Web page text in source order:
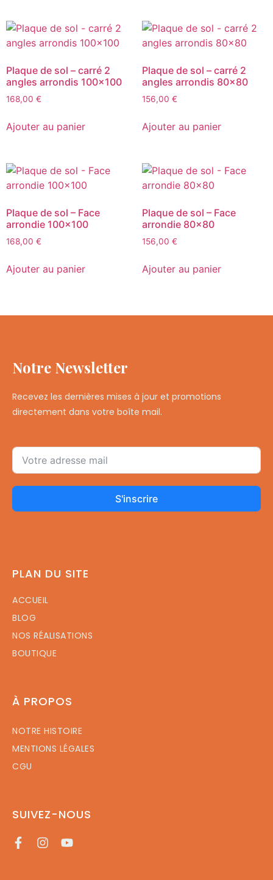
Plaque de sol – carré 2
angles arrondis 100×100
168,00 €
Ajouter au panier
Plaque de sol – carré 2
angles arrondis 80×80
156,00 €
Ajouter au panier
Plaque de sol – Face
arrondie 100×100
168,00 €
Ajouter au panier
Plaque de sol – Face
arrondie 80×80
156,00 €
Ajouter au panier
Notre Newsletter
Recevez les dernières mises à jour et promotions
directement dans votre boîte mail.
S'inscrire
PLAN DU SITE
ACCUEIL
BLOG
NOS RÉALISATIONS
BOUTIQUE
À PROPOS
NOTRE HISTOIRE
MENTIONS LÉGALES
CGU
SUIVEZ-NOUS